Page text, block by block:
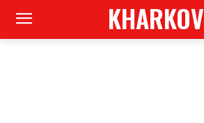
KHARKOV